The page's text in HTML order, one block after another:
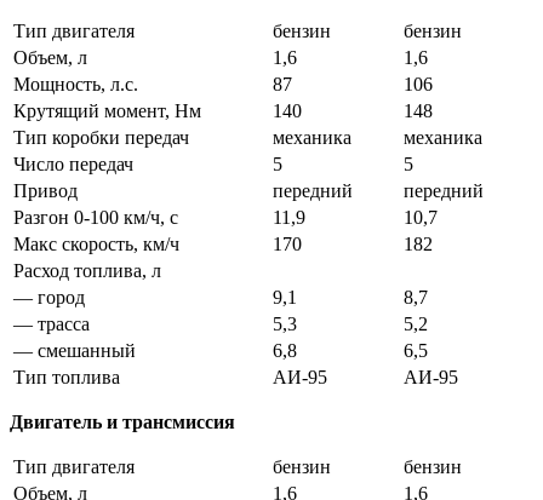
Тип двигателя бензин
бензин
Объем, л
1,6
1,6
Мощность, л.с.
87
106
Крутящий момент, Нм
140
148
Тип коробки передач
механика
механика
Число передач
5
5
Привод
передний
передний
Разгон 0-100 км/ч, с
11,9
10,7
Макс скорость, км/ч
170
182
Расход топлива, л
— город
9,1
8,7
— трасса
5,3
5,2
— смешанный
6,8
6,5
Тип топлива
АИ-95 АИ-95
Двигатель и трансмиссия
Тип двигателя бензин
бензин
Объем, л
1,6
1,6